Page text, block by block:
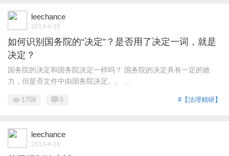
leechance
2013-4-16
如何识别国务院的“决定”？是否用了决定一词，就是
决定？
国务院的决定和国务院决定一样吗？ 国务院的决定具有一定的效
力，但是否文件中由国务院决定。。 ...
#【法理精研】
1758 5
leechance
2013-4-16